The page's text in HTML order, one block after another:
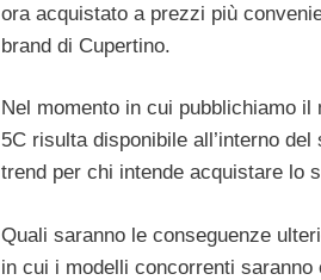
ora acquistato a prezzi più
brand di Cupertino.
Nel momento in cui pubblichiamo
5C risulta disponibile all’interno
trend per chi intende acquistare lo
Quali saranno le conseguenze
in cui i modelli concorrenti